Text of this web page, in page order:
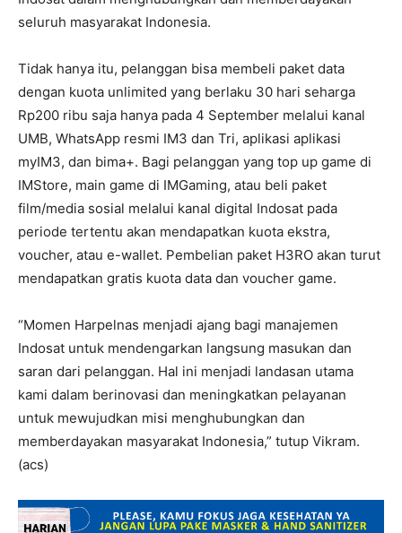
seluruh masyarakat Indonesia.
Tidak hanya itu, pelanggan bisa membeli paket data
dengan kuota unlimited yang berlaku 30 hari seharga
Rp200 ribu saja hanya pada 4 September melalui kanal
UMB, WhatsApp resmi IM3 dan Tri, aplikasi aplikasi
myIM3, dan bima+. Bagi pelanggan yang top up game di
IMStore, main game di IMGaming, atau beli paket
film/media sosial melalui kanal digital Indosat pada
periode tertentu akan mendapatkan kuota ekstra,
voucher, atau e-wallet. Pembelian paket H3RO akan turut
mendapatkan gratis kuota data dan voucher game.
“Momen Harpelnas menjadi ajang bagi manajemen
Indosat untuk mendengarkan langsung masukan dan
saran dari pelanggan. Hal ini menjadi landasan utama
kami dalam berinovasi dan meningkatkan pelayanan
untuk mewujudkan misi menghubungkan dan
memberdayakan masyarakat Indonesia,” tutup Vikram.
(acs)